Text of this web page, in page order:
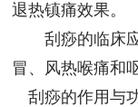
退热镇痛效果。
刮痧的临床应
冒、风热喉痛和
刮痧的作用与